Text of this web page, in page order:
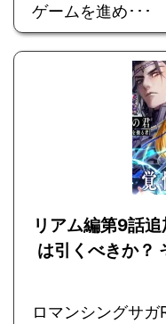
ゲームを進め･･･
リアム編第9話
は引くべきか？
ロマンシングサ